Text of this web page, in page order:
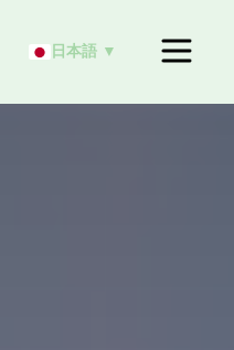
日本語 ▼